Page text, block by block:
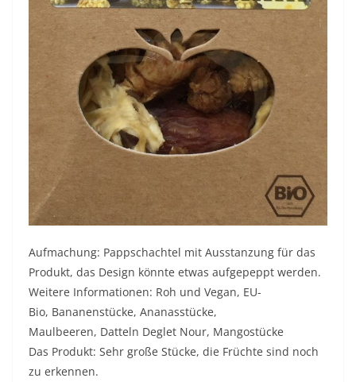
Aufmachung: Pappschachtel mit Ausstanzung für das
Produkt, das Design könnte etwas aufgepeppt werden.
Weitere Informationen: Roh und Vegan, EU-
Bio, Bananenstücke, Ananasstücke,
Maulbeeren, Datteln Deglet Nour, Mangostücke
Das Produkt: Sehr große Stücke, die Früchte sind noch
zu erkennen.